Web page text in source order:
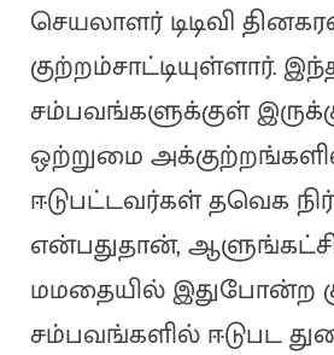
செயலாளர் டிடிவி
குற்றம்சாட்டியுள்ளார்.
சம்பவங்களுக்குள்
ஒற்றுமை
ஈடுபட்டவர்கள் தவெக
என்பதுதான்,
மமதையில் இதுபோன்ற
சம்பவங்களில் ஈடுபட